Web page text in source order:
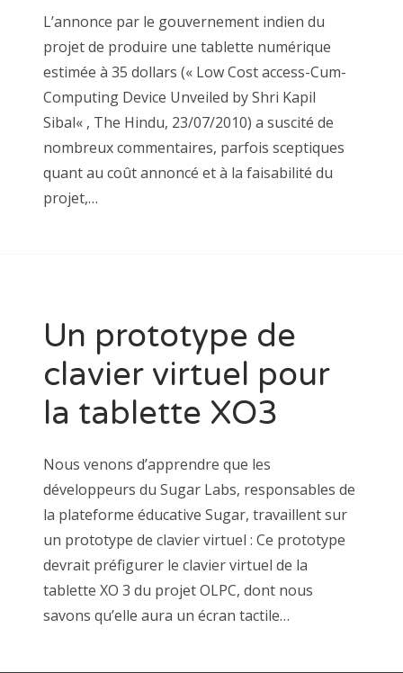
L’annonce par le gouvernement indien du
projet de produire une tablette numérique
estimée à 35 dollars (« Low Cost access-Cum-
Computing Device Unveiled by Shri Kapil
Sibal« , The Hindu, 23/07/2010) a suscité de
nombreux commentaires, parfois sceptiques
quant au coût annoncé et à la faisabilité du
projet,…
Un prototype de
clavier virtuel pour
la tablette XO3
Nous venons d’apprendre que les
développeurs du Sugar Labs, responsables de
la plateforme éducative Sugar, travaillent sur
un prototype de clavier virtuel : Ce prototype
devrait préfigurer le clavier virtuel de la
tablette XO 3 du projet OLPC, dont nous
savons qu’elle aura un écran tactile…